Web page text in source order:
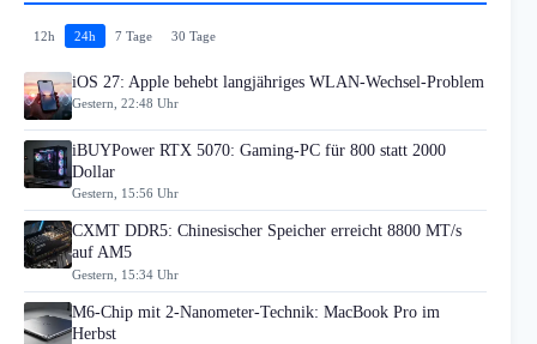
12h 24h 7 Tage 30 Tage
iOS 27: Apple behebt langjähriges WLAN-Wechsel-Problem
Gestern, 22:48 Uhr
iBUYPower RTX 5070: Gaming-PC für 800 statt 2000
Dollar
Gestern, 15:56 Uhr
CXMT DDR5: Chinesischer Speicher erreicht 8800 MT/s
auf AM5
Gestern, 15:34 Uhr
M6-Chip mit 2-Nanometer-Technik: MacBook Pro im
Herbst